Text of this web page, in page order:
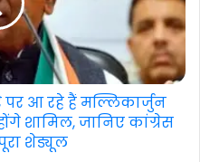
पर आ रहे हैं मल्लिकार्जुन
शामिल, जानिए कांग्रेस
शेड्यूल